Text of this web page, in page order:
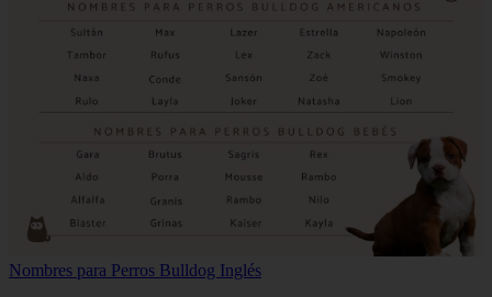
Nombres para Perros Bulldog Inglés